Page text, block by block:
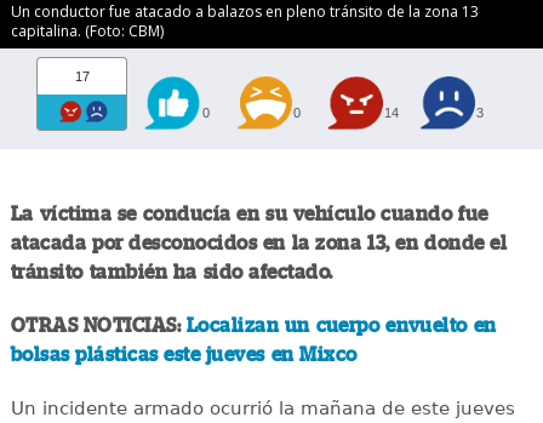
Un conductor fue atacado a balazos en pleno tránsito de la zona 13
capitalina. (Foto: CBM)
17
0 0 14 3
La víctima se conducía en su vehículo cuando fue
atacada por desconocidos en la zona 13, en donde el
tránsito también ha sido afectado.
OTRAS NOTICIAS: Localizan un cuerpo envuelto en
bolsas plásticas este jueves en Mixco
Un incidente armado ocurrió la mañana de este jueves